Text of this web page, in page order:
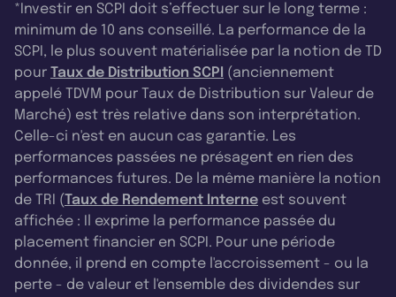
*Investir en SCPI doit s’effectuer sur le long terme :
minimum de 10 ans conseillé. La performance de la
SCPI, le plus souvent matérialisée par la notion de TD
pour Taux de Distribution SCPI (anciennement
appelé TDVM pour Taux de Distribution sur Valeur de
Marché) est très relative dans son interprétation.
Celle-ci n'est en aucun cas garantie. Les
performances passées ne présagent en rien des
performances futures. De la même manière la notion
de TRI (Taux de Rendement Interne est souvent
affichée : Il exprime la performance passée du
placement financier en SCPI. Pour une période
donnée, il prend en compte l'accroissement - ou la
perte - de valeur et l'ensemble des dividendes sur